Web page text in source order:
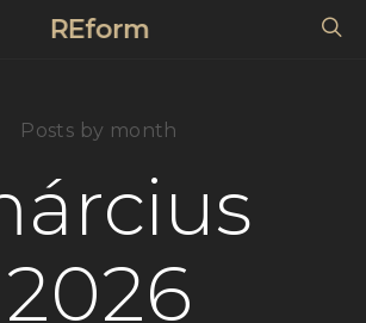
REform
Posts by month
2026